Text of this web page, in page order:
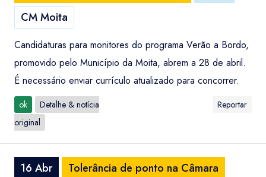
CM Moita
Candidaturas para monitores do programa Verão a Bordo,
promovido pelo Município da Moita, abrem a 28 de abril.
É necessário enviar currículo atualizado para concorrer.
ok
Detalhe & notícia
original
Reportar
16 Abr
Tolerância de ponto na Câmara